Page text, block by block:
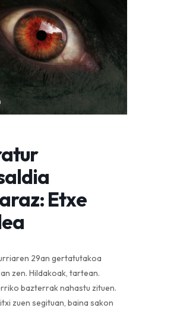
Etxe
29an gertatutakoa
zen. Hildakoak, tartean.
bazterrak nahastu zituen.
zuen segituan, baina sakon